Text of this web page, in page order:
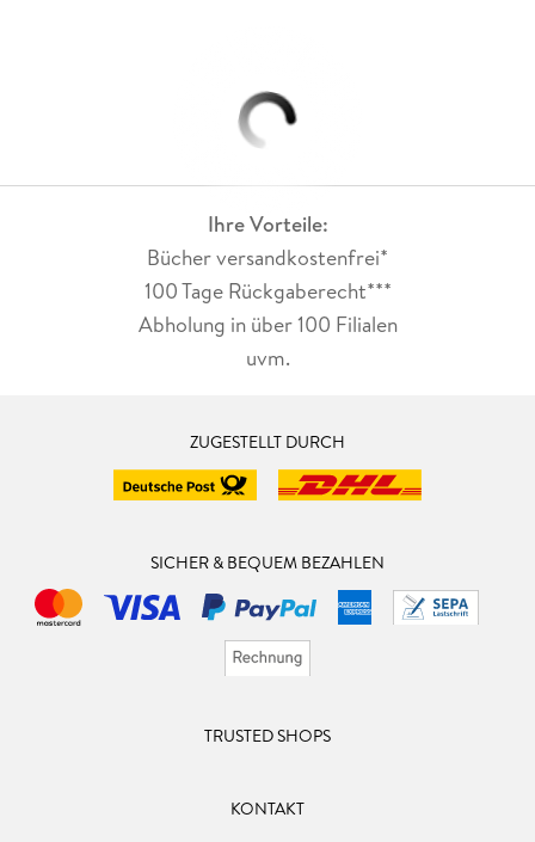
Ihre Vorteile:
Bücher versandkostenfrei*
100 Tage Rückgaberecht***
Abholung in über 100 Filialen
uvm.
ZUGESTELLT DURCH
SICHER & BEQUEM BEZAHLEN
TRUSTED SHOPS
KONTAKT